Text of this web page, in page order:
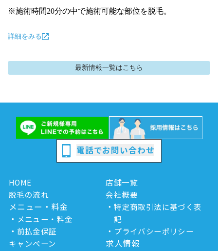
※施術時間20分の中で施術可能な部位を脱毛。
詳細をみる
最新情報一覧はこちら
電話でお問い合わせ
HOME
脱毛の流れ
メニュー・料金
メニュー・料金
前払金保証
キャンペーン
店舗一覧
会社概要
特定商取引法に基づく表
記
プライバシーポリシー
求人情報